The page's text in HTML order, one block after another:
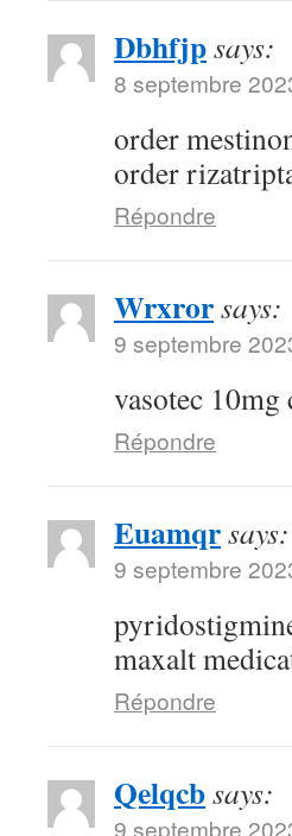
Dbhfjpsays:
8 septembre
order
order
Répondre
Wrxrorsays:
9 septembre
vasotec 10mg
Répondre
Euamqrsays:
9 septembre
maxalt
Répondre
Qelqcbsays:
9 septembre